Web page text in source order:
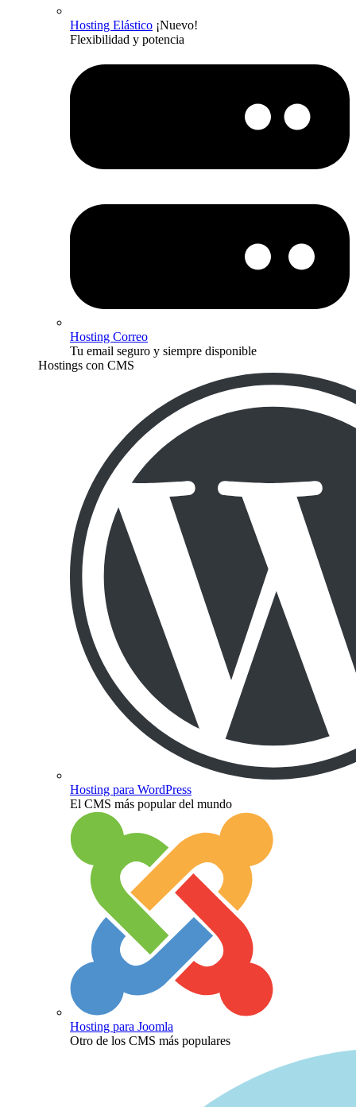
Hosting Elástico ¡Nuevo!
Flexibilidad y potencia
Hosting Correo
Tu email seguro y siempre disponible
Hostings con CMS
Hosting para WordPress
El CMS más popular del mundo
Hosting para Joomla
Otro de los CMS más populares